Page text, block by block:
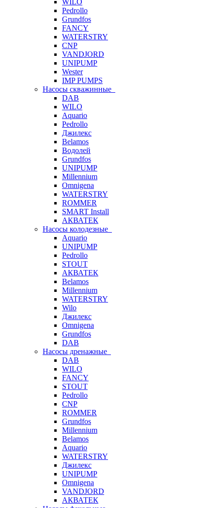
WILO
Pedrollo
Grundfos
FANCY
WATERSTRY
CNP
VANDJORD
UNIPUMP
Wester
IMP PUMPS
Насосы скважинные
DAB
WILO
Aquario
Pedrollo
Джилекс
Belamos
Водолей
Grundfos
UNIPUMP
Millennium
Omnigena
WATERSTRY
ROMMER
SMART Install
АКВАТЕК
Насосы колодезные
Aquario
UNIPUMP
Pedrollo
STOUT
АКВАТЕК
Belamos
Millennium
WATERSTRY
Wilo
Джилекс
Omnigena
Grundfos
DAB
Насосы дренажные
DAB
WILO
FANCY
STOUT
Pedrollo
CNP
ROMMER
Grundfos
Millennium
Belamos
Aquario
WATERSTRY
Джилекс
UNIPUMP
Omnigena
VANDJORD
АКВАТЕК